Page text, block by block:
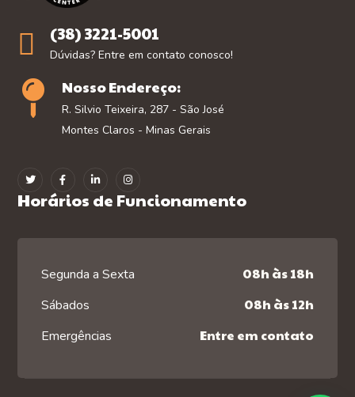
(38) 3221-5001
Dúvidas? Entre em contato conosco!
Nosso Endereço:
R. Silvio Teixeira, 287 - São José
Montes Claros - Minas Gerais
Horários de Funcionamento
Segunda a Sexta 08h às 18h
Sábados 08h às 12h
Emergências Entre em contato